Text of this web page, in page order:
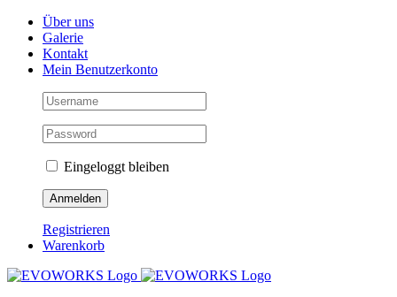
Skip
content
Facebook
Instagram
YouTubeÜber uns
Galerie
Kontakt
Mein Benutzerkonto
Eingeloggt bleiben
Registrieren
Warenkorb